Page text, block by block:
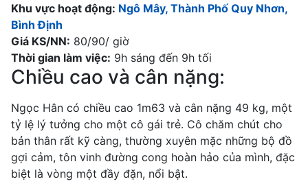
Khu vực hoạt động: Ngô Mây, Thành Phố Quy Nhơn,
Bình Định
Giá KS/NN: 80/90/ giờ
Thời gian làm việc: 9h sáng đến 9h tối
Chiều cao và cân nặng:
Ngọc Hân có chiều cao 1m63 và cân nặng 49 kg, một
tỷ lệ lý tưởng cho một cô gái trẻ. Cô chăm chút cho
bản thân rất kỹ càng, thường xuyên mặc những bộ đồ
gợi cảm, tôn vinh đường cong hoàn hảo của mình, đặc
biệt là vòng một đầy đặn, nổi bật.